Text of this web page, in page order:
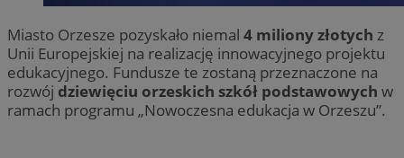
Miasto Orzesze pozyskało niemal 4 miliony złotych z
Unii Europejskiej na realizację innowacyjnego projektu
edukacyjnego. Fundusze te zostaną przeznaczone na
rozwój dziewięciu orzeskich szkół podstawowych w
ramach programu „Nowoczesna edukacja w Orzeszu”.